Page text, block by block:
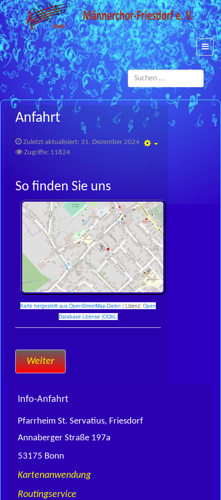
...
Anfahrt
Zuletzt aktualisiert: 31. Dezember 2024
Zugriffe: 11824
So finden Sie uns
Karte hergestellt aus OpenStreetMap-Daten | Lizenz:Open
Database License (ODbL)
Weiter
Info-Anfahrt
Pfarrheim St. Servatius, Friesdorf
Annaberger Straße 197a
53175 Bonn
Kartenanwendung
Routingservice